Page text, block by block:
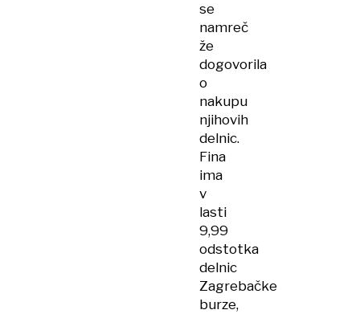
se
namreč
že
dogovorila
o
nakupu
njihovih
delnic.
Fina
ima
v
lasti
9,99
odstotka
delnic
Zagrebačke
burze,